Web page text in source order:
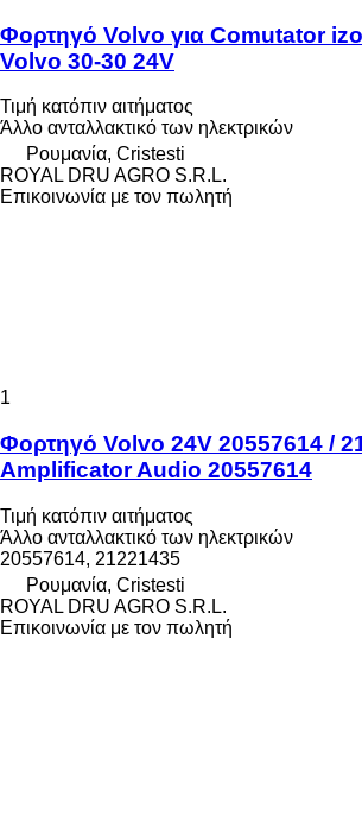
Φορτηγό Volvo για Comutator
Volvo 30-30 24V
Τιμή κατόπιν αιτήματος
Άλλο ανταλλακτικό των ηλεκτρικών
Ρουμανία, Cristesti
ROYAL DRU AGRO S.R.L.
Επικοινωνία με τον πωλητή
1
Φορτηγό Volvo 24V 20557614 /
Amplificator Audio 20557614
Τιμή κατόπιν αιτήματος
Άλλο ανταλλακτικό των ηλεκτρικών
20557614, 21221435
Ρουμανία, Cristesti
ROYAL DRU AGRO S.R.L.
Επικοινωνία με τον πωλητή